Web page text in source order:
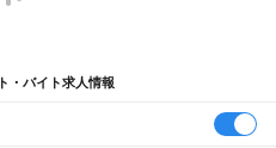
・バイト求人情報